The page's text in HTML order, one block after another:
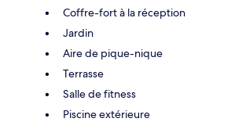
Coffre-fort à la réception
Jardin
Aire de pique-nique
Terrasse
Salle de fitness
Piscine extérieure